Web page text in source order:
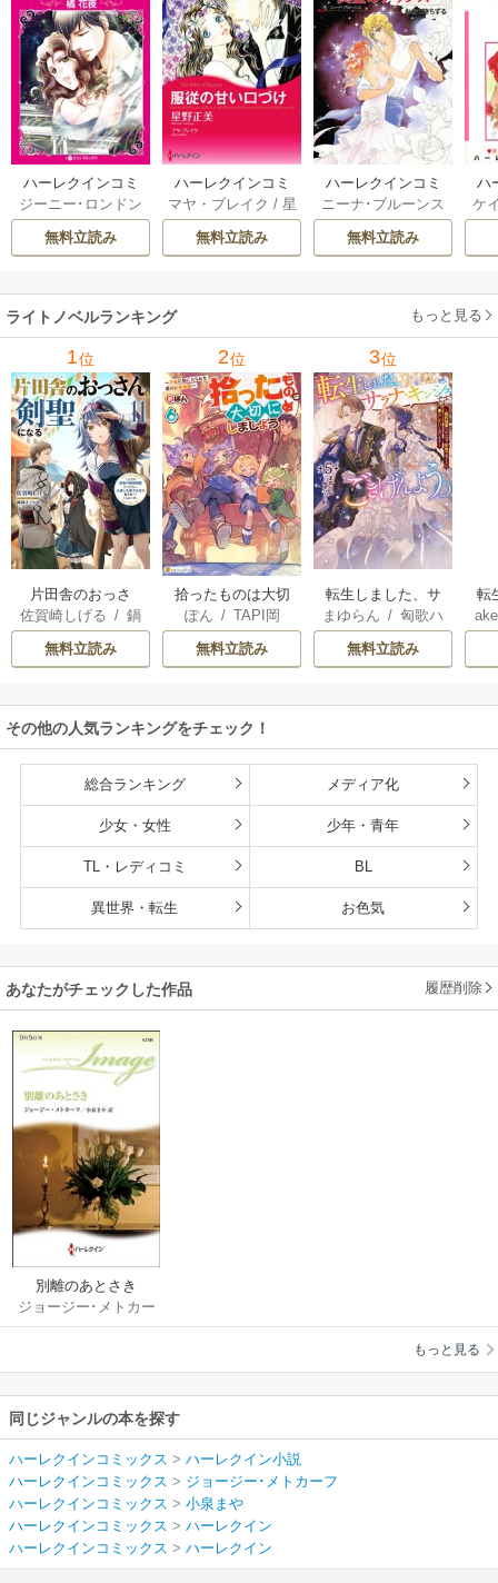
ハーレクインコミ
ックス セット 202
6年 vol.1064 1巻
ジーニー･ロンドン
橘花夜/ メアリ
ー･ライアンズ
ーガン/星合操/ア
ン･ウィール/ 津寺
里可子
無料立読み
ハーレクインコミ
ックス セット 202
6年 vol.1002 1巻
マヤ・ブレイク / 星
野正美/ ヘレン･ブ
ルックス/のわきね
ウェイ/一重夕子
無料立読み
ハーレクインコミ
ックス セット 202
6年 vol.1063 1巻
ニーナ･ブルーンス
おおつきちずる
レベッカ･ヨーク
ーディ/海野みつる
サラ･ウッド/流
水凛子
無料立読み
ハ
ッ
ケ
ザ
ライトノベルランキング もっと見る
1位
片田舎のおっさ
ん、剣聖になる
～ただの田舎の剣
術師範だったの
たちが俺を放って
くれない件～
佐賀崎しげる /鍋
島テツヒロ
無料立読み
2位
拾ったものは大切
にしましょう ～子
狼に気に入られた
男の転移物語～
ぽん / TAPI岡
無料立読み
3位
転生しました、サ
ラナ・キンジェで
す。ごきげんよ
う。
まゆらん /匈歌ハ
トリ
無料立読み
転
帝
その他の人気ランキングをチェック！
総合ランキング メディア化
少女・女性 少年・青年
TL・レディコミ BL
異世界・転生 お色気
あなたがチェックした作品 履歴削除
別離のあとさき
ジョージー･メトカー
フ/小泉まや
もっと見る
同じジャンルの本を探す
ハーレクインコミックス > ハーレクイン小説
ハーレクインコミックス > ジョージー･メトカーフ
ハーレクインコミックス > 小泉まや
ハーレクインコミックス > ハーレクイン
ハーレクインコミックス > ハーレクイン